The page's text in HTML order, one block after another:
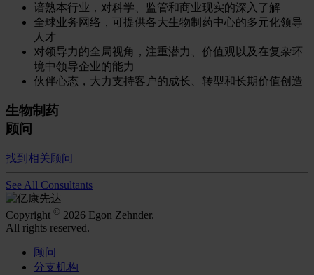
谙熟本行业，对科学、监管和商业现实的深入了解
全球业务网络，可提供各大生物制药中心的多元化领导
人才
对领导力的全局视角，注重潜力、价值观以及在复杂环
境中领导企业的能力
伙伴心态，大力支持客户的成长、转型和长期价值创造
生物制药
顾问
找到相关顾问
See All Consultants
Copyright © 2026 Egon Zehnder.
All rights reserved.
顾问
分支机构